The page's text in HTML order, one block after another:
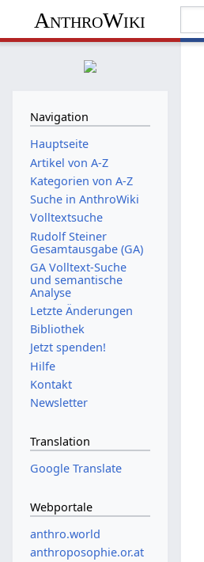
AnthroWiki
Navigation
Hauptseite
Artikel von A-Z
Kategorien von A-Z
Suche in AnthroWiki
Volltextsuche
Rudolf Steiner
Gesamtausgabe (GA)
GA Volltext-Suche
und semantische
Analyse
Letzte Änderungen
Bibliothek
Jetzt spenden!
Hilfe
Kontakt
Newsletter
Translation
Google Translate
Webportale
anthro.world
anthroposophie.or.at